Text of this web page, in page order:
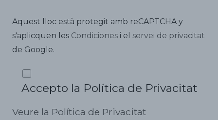
Aquest lloc està protegit amb reCAPTCHA y
s'aplicquen les Condiciones i el servei de privacitat
de Google.
Accepto la Política de Privacitat
Veure la Política de Privacitat